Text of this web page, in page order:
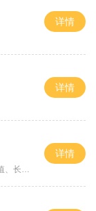
详情
详情
耐玩
详情